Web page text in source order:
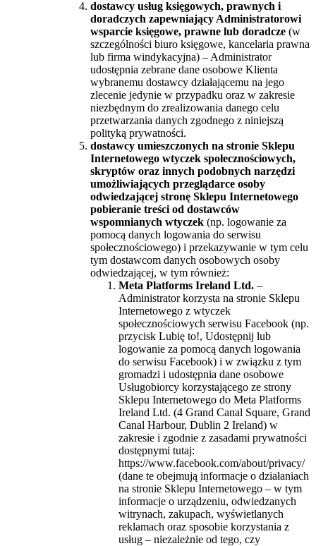
dostawcy usług księgowych, prawnych i
doradczych zapewniający Administratorowi
wsparcie księgowe, prawne lub doradcze (w
szczególności biuro księgowe, kancelaria prawna
lub firma windykacyjna) – Administrator
udostępnia zebrane dane osobowe Klienta
wybranemu dostawcy działającemu na jego
zlecenie jedynie w przypadku oraz w zakresie
niezbędnym do zrealizowania danego celu
przetwarzania danych zgodnego z niniejszą
polityką prywatności.
dostawcy umieszczonych na stronie Sklepu
Internetowego wtyczek społecznościowych,
skryptów oraz innych podobnych narzędzi
umożliwiających przeglądarce osoby
odwiedzającej stronę Sklepu Internetowego
pobieranie treści od dostawców
wspomnianych wtyczek (np. logowanie za
pomocą danych logowania do serwisu
społecznościowego) i przekazywanie w tym celu
tym dostawcom danych osobowych osoby
odwiedzającej, w tym również:
Meta Platforms Ireland Ltd. –
Administrator korzysta na stronie Sklepu
Internetowego z wtyczek
społecznościowych serwisu Facebook (np.
przycisk Lubię to!, Udostępnij lub
logowanie za pomocą danych logowania
do serwisu Facebook) i w związku z tym
gromadzi i udostępnia dane osobowe
Usługobiorcy korzystającego ze strony
Sklepu Internetowego do Meta Platforms
Ireland Ltd. (4 Grand Canal Square, Grand
Canal Harbour, Dublin 2 Ireland) w
zakresie i zgodnie z zasadami prywatności
dostępnymi tutaj:
https://www.facebook.com/about/privacy/
(dane te obejmują informacje o działaniach
na stronie Sklepu Internetowego – w tym
informacje o urządzeniu, odwiedzanych
witrynach, zakupach, wyświetlanych
reklamach oraz sposobie korzystania z
usług – niezależnie od tego, czy